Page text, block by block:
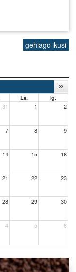
gehiago ikusi
La. Ig.
31 1 2
7 8 9
14 15 16
21 22 23
28 29 30
4 5 6